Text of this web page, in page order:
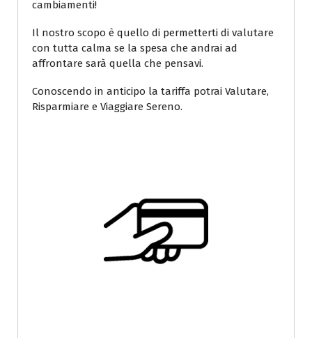
cambiamenti!
Il nostro scopo è quello di permetterti di valutare
con tutta calma se la spesa che andrai ad
affrontare sarà quella che pensavi.
Conoscendo in anticipo la tariffa potrai Valutare,
Risparmiare e Viaggiare Sereno.